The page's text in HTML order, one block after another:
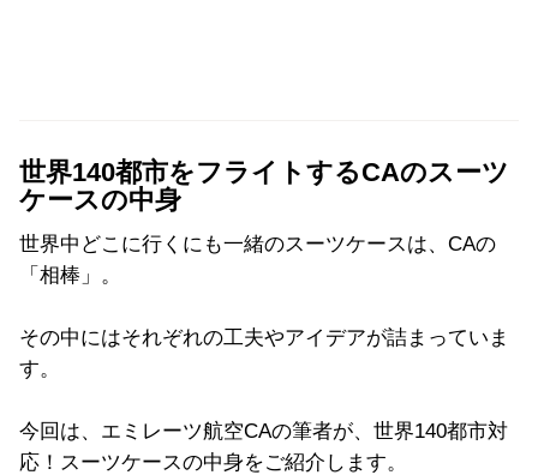
世界140都市をフライトするCAのスーツ
ケースの中身
世界中どこに行くにも一緒のスーツケースは、CAの
「相棒」。
その中にはそれぞれの工夫やアイデアが詰まっていま
す。
今回は、エミレーツ航空CAの筆者が、世界140都市対
応！スーツケースの中身をご紹介します。